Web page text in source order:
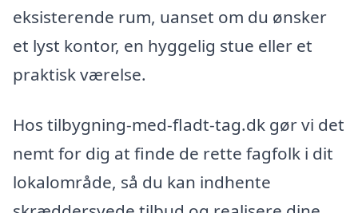
eksisterende rum, uanset om du ønsker
et lyst kontor, en hyggelig stue eller et
praktisk værelse.
Hos tilbygning-med-fladt-tag.dk gør vi det
nemt for dig at finde de rette fagfolk i dit
lokalområde, så du kan indhente